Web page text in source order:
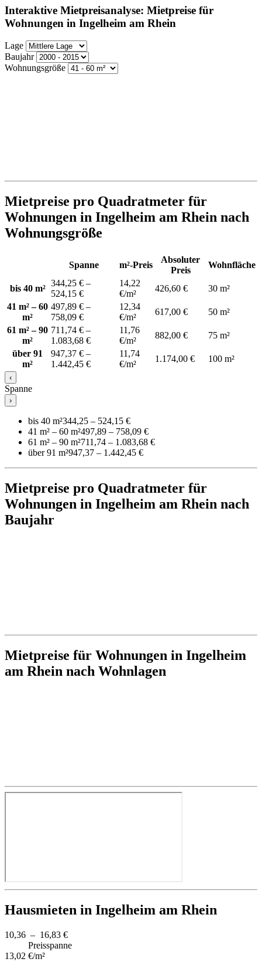
Interaktive Mietpreisanalyse: Mietpreise für
Wohnungen in Ingelheim am Rhein
Lage
Baujahr
Wohnungsgröße
Mietpreise pro Quadratmeter für
Wohnungen in Ingelheim am Rhein nach
Wohnungsgröße
Spanne m²-Preis
Absoluter
Preis
Wohnfläche
bis 40 m²
344,25 € –
524,15 €
14,22
€/m²
426,60 €
30 m²
41 m² – 60
m²
497,89 € –
758,09 €
12,34
€/m²
617,00 €
50 m²
61 m² – 90
m²
711,74 € –
1.083,68 €
11,76
€/m²
882,00 €
75 m²
über 91
m²
947,37 € –
1.442,45 €
11,74
€/m²
1.174,00 € 100 m²
‹
Spanne
›
bis 40 m²344,25 – 524,15 €
41 m² – 60 m²497,89 – 758,09 €
61 m² – 90 m²711,74 – 1.083,68 €
über 91 m²947,37 – 1.442,45 €
Mietpreise pro Quadratmeter für
Wohnungen in Ingelheim am Rhein nach
Baujahr
Mietpreise für Wohnungen in Ingelheim
am Rhein nach Wohnlagen
Hausmieten in Ingelheim am Rhein
10,36 – 16,83 €
Preisspanne
13,02 €/m²